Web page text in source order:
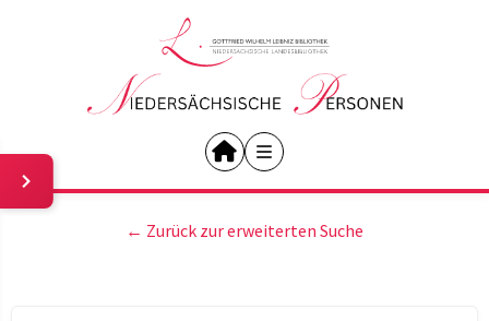
← Zurück zur erweiterten Suche